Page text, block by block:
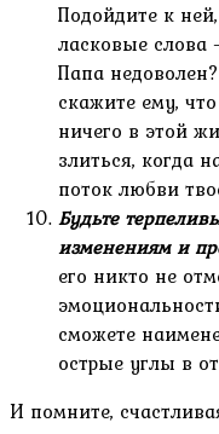
Подойдите к
ласковые слова
Папа
скажите ему,
ничего в этой
злиться, когда
поток любви
Будьте
изменениям и
его никто не
сможете
острые углы в
И помните,